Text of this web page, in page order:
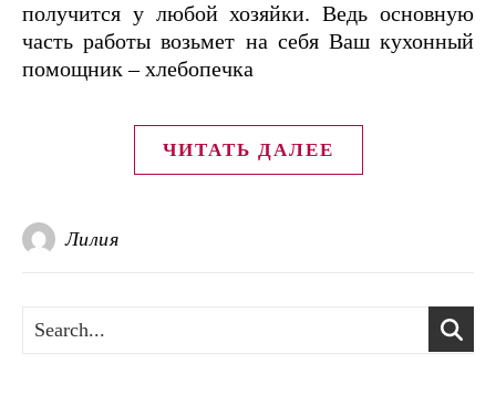
получится у любой хозяйки. Ведь основную
часть работы возьмет на себя Ваш кухонный
помощник – хлебопечка
ЧИТАТЬ ДАЛЕЕ
Лилия